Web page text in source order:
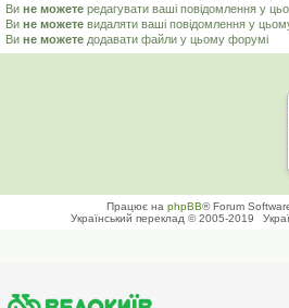
Ви не можете редагувати ваші повідомлення у
Ви не можете видаляти ваші повідомлення у
Ви не можете додавати файли у цьому форумі
Працює на phpBB® Forum
Український переклад © 2005-2019